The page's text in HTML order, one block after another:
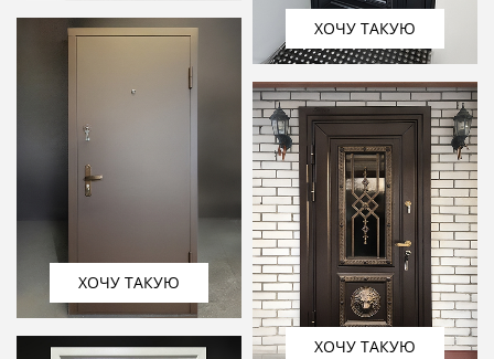
ХОЧУ ТАКУЮ
ХОЧУ ТАКУЮ
ХОЧУ ТАКУЮ